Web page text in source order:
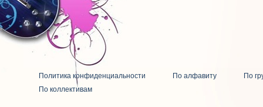
Политика конфиденциальности По алфавиту
По
По коллективам